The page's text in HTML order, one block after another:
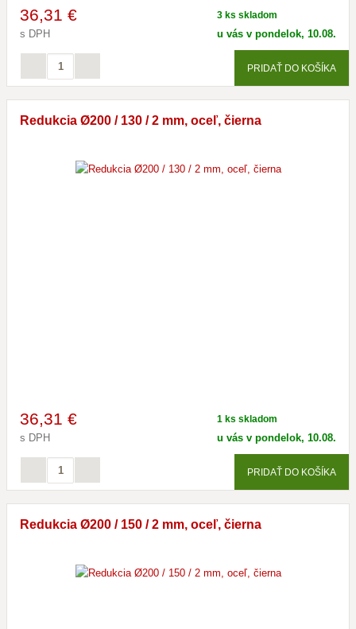
36,31 €
s DPH
3 ks skladom
u vás v pondelok, 10.08.
PRIDAŤ DO KOŠÍKA
Redukcia Ø200 / 130 / 2 mm, oceľ, čierna
36,31 €
s DPH
1 ks skladom
u vás v pondelok, 10.08.
PRIDAŤ DO KOŠÍKA
Redukcia Ø200 / 150 / 2 mm, oceľ, čierna